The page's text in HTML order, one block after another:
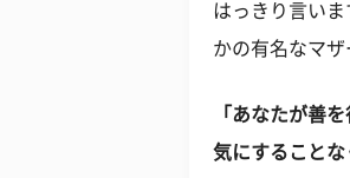
はっきり言い
かの有名なマザ
「あなたが善
気にすることな